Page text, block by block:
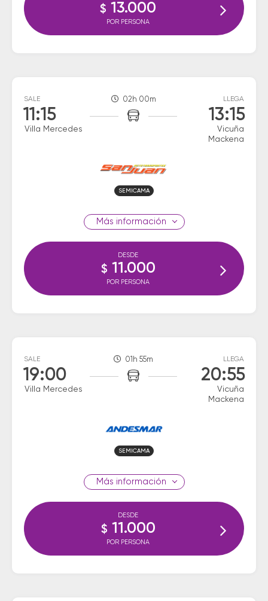
$ 13.000
POR PERSONA
SALE
11:15
Villa Mercedes
02h 00m LLEGA
13:15
Vicuña
Mackena
SEMICAMA
información
DESDE
$ 11.000
POR PERSONA
SALE
19:00
Villa Mercedes
01h 55m LLEGA
20:55
Vicuña
Mackena
SEMICAMA
información
DESDE
$ 11.000
POR PERSONA